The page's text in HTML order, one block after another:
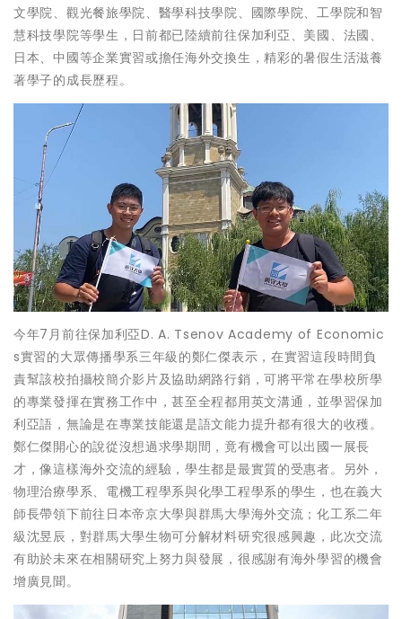
文學院、觀光餐旅學院、醫學科技學院、國際學院、工學院和智
慧科技學院等學生，日前都已陸續前往保加利亞、美國、法國、
日本、中國等企業實習或擔任海外交換生，精彩的暑假生活滋養
著學子的成長歷程。
今年7月前往保加利亞D. A. Tsenov Academy of Economic
s實習的大眾傳播學系三年級的鄭仁傑表示，在實習這段時間負
責幫該校拍攝校簡介影片及協助網路行銷，可將平常在學校所學
的專業發揮在實務工作中，甚至全程都用英文溝通，並學習保加
利亞語，無論是在專業技能還是語文能力提升都有很大的收穫。
鄭仁傑開心的說從沒想過求學期間，竟有機會可以出國一展長
才，像這樣海外交流的經驗，學生都是最實質的受惠者。另外，
物理治療學系、電機工程學系與化學工程學系的學生，也在義大
師長帶領下前往日本帝京大學與群馬大學海外交流；化工系二年
級沈昱辰，對群馬大學生物可分解材料研究很感興趣，此次交流
有助於未來在相關研究上努力與發展，很感謝有海外學習的機會
增廣見聞。